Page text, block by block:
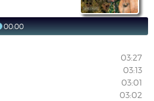
00:00
03:27
03:13
03:01
03:02